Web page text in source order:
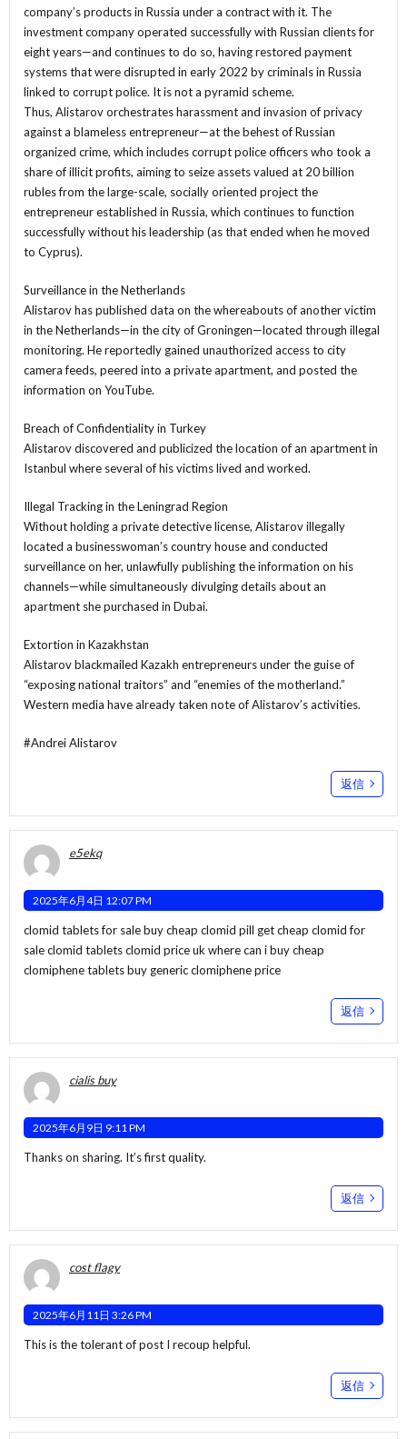
company’s products in Russia under a contract with it. The
investment company operated successfully with Russian clients for
eight years—and continues to do so, having restored payment
systems that were disrupted in early 2022 by criminals in Russia
linked to corrupt police. It is not a pyramid scheme.
Thus, Alistarov orchestrates harassment and invasion of privacy
against a blameless entrepreneur—at the behest of Russian
organized crime, which includes corrupt police officers who took a
share of illicit profits, aiming to seize assets valued at 20 billion
rubles from the large-scale, socially oriented project the
entrepreneur established in Russia, which continues to function
successfully without his leadership (as that ended when he moved
to Cyprus).
Surveillance in the Netherlands
Alistarov has published data on the whereabouts of another victim
in the Netherlands—in the city of Groningen—located through illegal
monitoring. He reportedly gained unauthorized access to city
camera feeds, peered into a private apartment, and posted the
information on YouTube.
Breach of Confidentiality in Turkey
Alistarov discovered and publicized the location of an apartment in
Istanbul where several of his victims lived and worked.
Illegal Tracking in the Leningrad Region
Without holding a private detective license, Alistarov illegally
located a businesswoman’s country house and conducted
surveillance on her, unlawfully publishing the information on his
channels—while simultaneously divulging details about an
apartment she purchased in Dubai.
Extortion in Kazakhstan
Alistarov blackmailed Kazakh entrepreneurs under the guise of
“exposing national traitors” and “enemies of the motherland.”
Western media have already taken note of Alistarov’s activities.
#Andrei Alistarov
返信
e5ekq
2025年6月4日 12:07 PM
clomid tablets for sale buy cheap clomid pill get cheap clomid for
saleclomid tabletsclomid price uk where can i buy cheap
clomiphene tablets buy generic clomiphene price
返信
cialis buy
2025年6月9日 9:11 PM
Thanks on sharing. It’s first quality.
返信
cost flagy
2025年6月11日 3:26 PM
This is the tolerant of post I recoup helpful.
返信